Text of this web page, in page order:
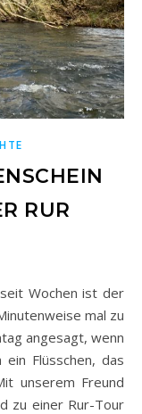
RUR
mal zu
angesagt, wenn
Flüsschen, das
unserem Freund
zu einer Rur-Tour